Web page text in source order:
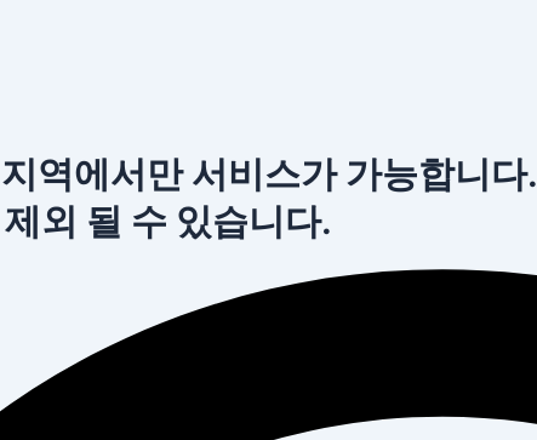
역에서만 서비스가 가능합니다.
외 될 수 있습니다.